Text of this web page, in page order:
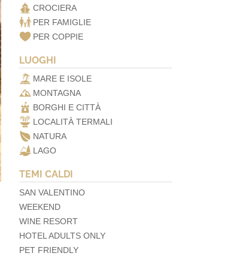
CROCIERA
PER FAMIGLIE
PER COPPIE
LUOGHI
MARE E ISOLE
MONTAGNA
BORGHI E CITTÀ
LOCALITÀ TERMALI
NATURA
LAGO
TEMI CALDI
SAN VALENTINO
WEEKEND
WINE RESORT
HOTEL ADULTS ONLY
PET FRIENDLY